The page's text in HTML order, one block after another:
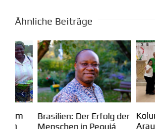
Ähnliche Beiträge
Brasilien: Der Erfolg der
Menschen in Pequiá
Arauca